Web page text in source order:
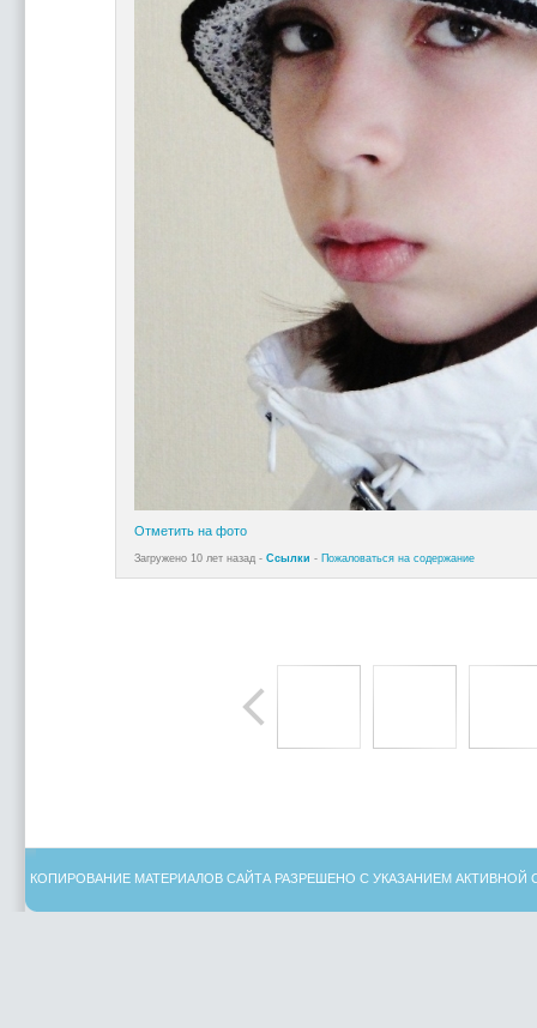
Отметить на фото
Загружено 10 лет назад - Ссылки - Пожаловаться на содержание
КОПИРОВАНИЕ МАТЕРИАЛОВ САЙТА РАЗРЕШЕНО С УКАЗАНИЕМ АКТИВНОЙ